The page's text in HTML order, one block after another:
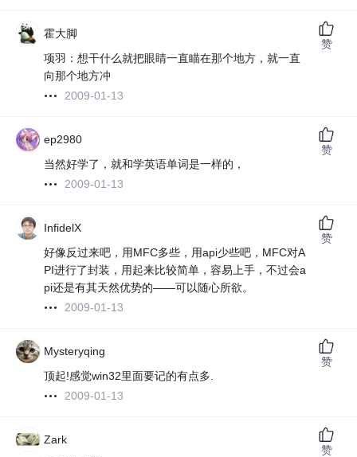
霍大脚
项羽：想干什么就把眼睛一直瞄在那个地方，就一直
向那个地方冲
2009-01-13
赞
ep2980
当然好学了，就和学英语单词是一样的，
2009-01-13
赞
InfidelX
好像反过来吧，用MFC多些，用api少些吧，MFC对A
PI进行了封装，用起来比较简单，容易上手，不过会a
pi还是有其天然优势的——可以随心所欲。
2009-01-13
赞
Mysteryqing
顶起!感觉win32里面要记的有点多.
2009-01-13
赞
Zark
赞